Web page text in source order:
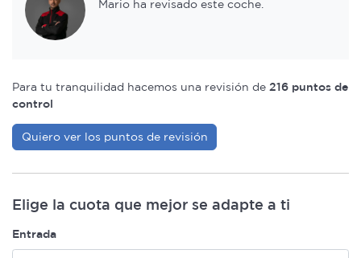
Mario ha revisado este coche.
Para tu tranquilidad hacemos una revisión de 216 puntos de
control
Quiero ver los puntos de revisión
Elige la cuota que mejor se adapte a ti
Entrada